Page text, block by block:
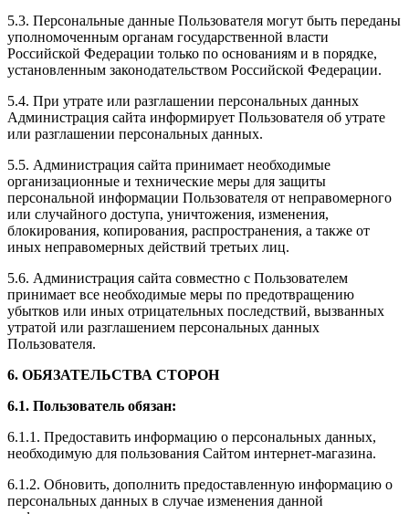
5.3. Персональные данные Пользователя могут быть переданы
уполномоченным органам государственной власти
Российской Федерации только по основаниям и в порядке,
установленным законодательством Российской Федерации.
5.4. При утрате или разглашении персональных данных
Администрация сайта информирует Пользователя об утрате
или разглашении персональных данных.
5.5. Администрация сайта принимает необходимые
организационные и технические меры для защиты
персональной информации Пользователя от неправомерного
или случайного доступа, уничтожения, изменения,
блокирования, копирования, распространения, а также от
иных неправомерных действий третьих лиц.
5.6. Администрация сайта совместно с Пользователем
принимает все необходимые меры по предотвращению
убытков или иных отрицательных последствий, вызванных
утратой или разглашением персональных данных
Пользователя.
6. ОБЯЗАТЕЛЬСТВА СТОРОН
6.1. Пользователь обязан:
6.1.1. Предоставить информацию о персональных данных,
необходимую для пользования Сайтом интернет-магазина.
6.1.2. Обновить, дополнить предоставленную информацию о
персональных данных в случае изменения данной